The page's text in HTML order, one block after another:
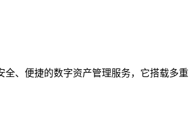
、便捷的数字资产管理服务，它搭载多